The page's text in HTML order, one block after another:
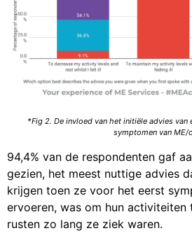
*Fig 2. De invloed van het initiële advies van
symptomen van ME/
94,4% van de respondenten gaf
gezien, het meest nuttige advies
krijgen toen ze voor het eerst
ervoeren, was om hun activiteiten
rusten zo lang ze ziek waren.